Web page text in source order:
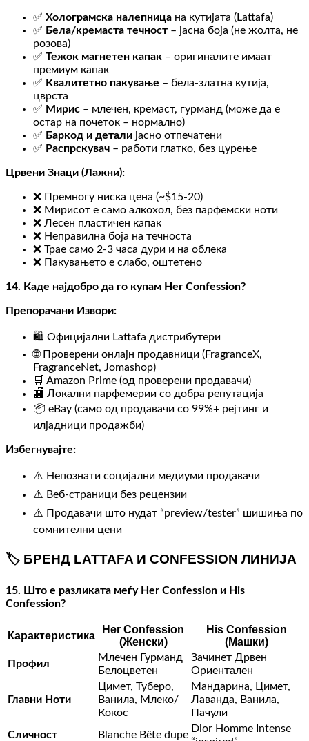
✅ Холограмска налепница на кутијата (Lattafa)
✅ Бела/кремаста течност – јасна боја (не жолта, не
розова)
✅ Тежок магнетен капак – оригиналите имаат
премиум капак
✅ Квалитетно пакување – бела-златна кутија,
цврста
✅ Мирис – млечен, кремаст, гурманд (може да е
остар на почеток – нормално)
✅ Баркод и детали јасно отпечатени
✅ Распрскувач – работи глатко, без цурење
Црвени Знаци (Лажни):
❌ Премногу ниска цена (~$15-20)
❌ Мирисот е само алкохол, без парфемски ноти
❌ Лесен пластичен капак
❌ Неправилна боја на течноста
❌ Трае само 2-3 часа дури и на облека
❌ Пакувањето е слабо, оштетено
14. Каде најдобро да го купам Her Confession?
Препорачани Извори:
🛍️ Официјални Lattafa дистрибутери
🌐 Проверени онлајн продавници (FragranceX,
FragranceNet, Jomashop)
🛒 Amazon Prime (од проверени продавачи)
🏬 Локални парфемерии со добра репутација
📦 eBay (само од продавачи со 99%+ рејтинг и
илјадници продажби)
Избегнувајте:
⚠️ Непознати социјални медиуми продавачи
⚠️ Веб-страници без рецензии
⚠️ Продавачи што нудат “preview/tester” шишиња по
сомнителни цени
🏷️ БРЕНД LATTAFA И CONFESSION ЛИНИЈА
15. Што е разликата меѓу Her Confession и His
Confession?
Карактеристика
Her Confession
(Женски)
His Confession
(Машки)
Профил
Млечен Гурманд
Белоцветен
Зачинет Дрвен
Ориентален
Главни Ноти
Цимет, Туберо,
Ванила, Млеко/
Кокос
Мандарина, Цимет,
Лаванда, Ванила,
Пачули
Сличност
Blanche Bête dupe
Dior Homme Intense